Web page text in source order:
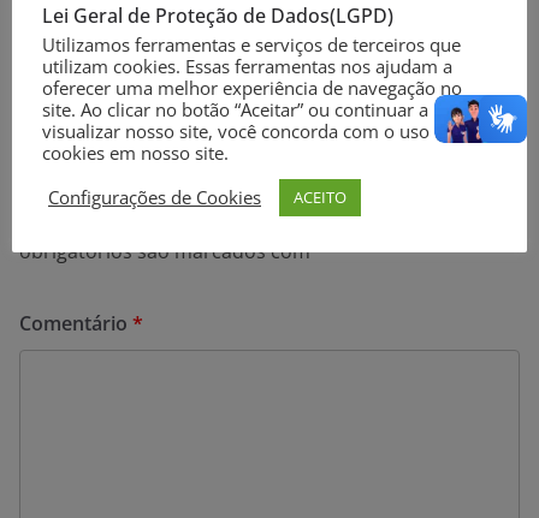
Primeiras viaturas semiblindadas na história do RS
são entregues à Polícia Civil
Deixe um comentário
O seu endereço de e-mail não será publicado.
obrigatórios são marcados com*
Comentário *
Lei Geral de Proteção de Dados(LGPD)
Utilizamos ferramentas e serviços de terceiros que
utilizam cookies. Essas ferramentas nos ajudam a
oferecer uma melhor experiência de navegação no
site. Ao clicar no botão “Aceitar” ou continuar a
visualizar nosso site, você concorda com o uso de
cookies em nosso site.
Configurações de Cookies
ACEITO